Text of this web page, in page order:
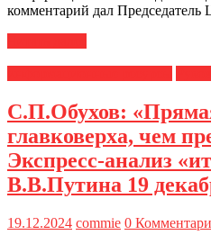
комментарий дал
С.П.Обухов:
главковерха, чем
Экспресс-анализ
В.В.Путина 19
19.12.2024 commie 0